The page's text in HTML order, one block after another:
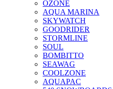
OZONE
AQUA MARINA
SKYWATCH
GOODRIDER
STORMLINE
SOUL
BOMBITTO
SEAWAG
COOLZONE
AQUAPAC